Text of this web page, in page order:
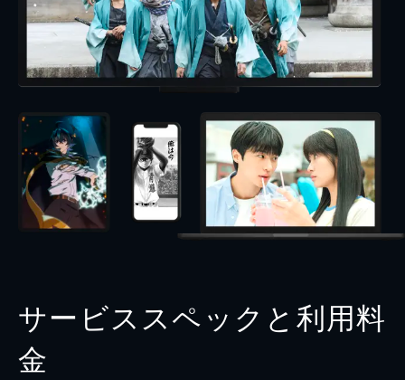
サービススペックと利用料
金